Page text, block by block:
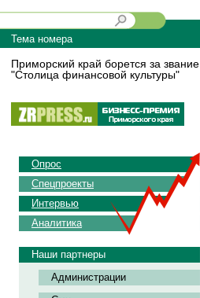
Тема номера
Приморский край борется за звание
"Столица финансовой культуры"
Опрос
Спецпроекты
Интервью
Аналитика
Наши партнеры
Администрации